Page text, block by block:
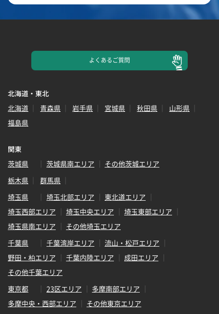
よくあるご質問
北海道・東北
北海道
青森県 岩手県 宮城県 秋田県
山形県
福島県
関東
茨城県
茨城県南エリア
その他茨城エリア
栃木県
群馬県
埼玉県
埼玉北部エリア
東北道エリア
埼玉西部エリア
埼玉中央エリア
埼玉東部エリア
埼玉県南エリア
その他埼玉エリア
千葉県
千葉湾岸エリア
流山・松戸エリア
野田・柏エリア
千葉内陸エリア
成田エリア
その他千葉エリア
東京都
23区エリア
多摩南部エリア
多摩中央・西部エリア
その他東京エリア